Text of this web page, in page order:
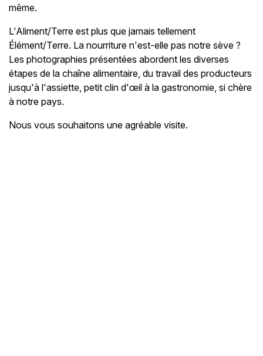
même.
L'Aliment/Terre est plus que jamais tellement
Élément/Terre. La nourriture n'est-elle pas notre sève ?
Les photographies présentées abordent les diverses
étapes de la chaîne alimentaire, du travail des producteurs
jusqu'à l'assiette, petit clin d'œil à la gastronomie, si chère
à notre pays.
Nous vous souhaitons une agréable visite.